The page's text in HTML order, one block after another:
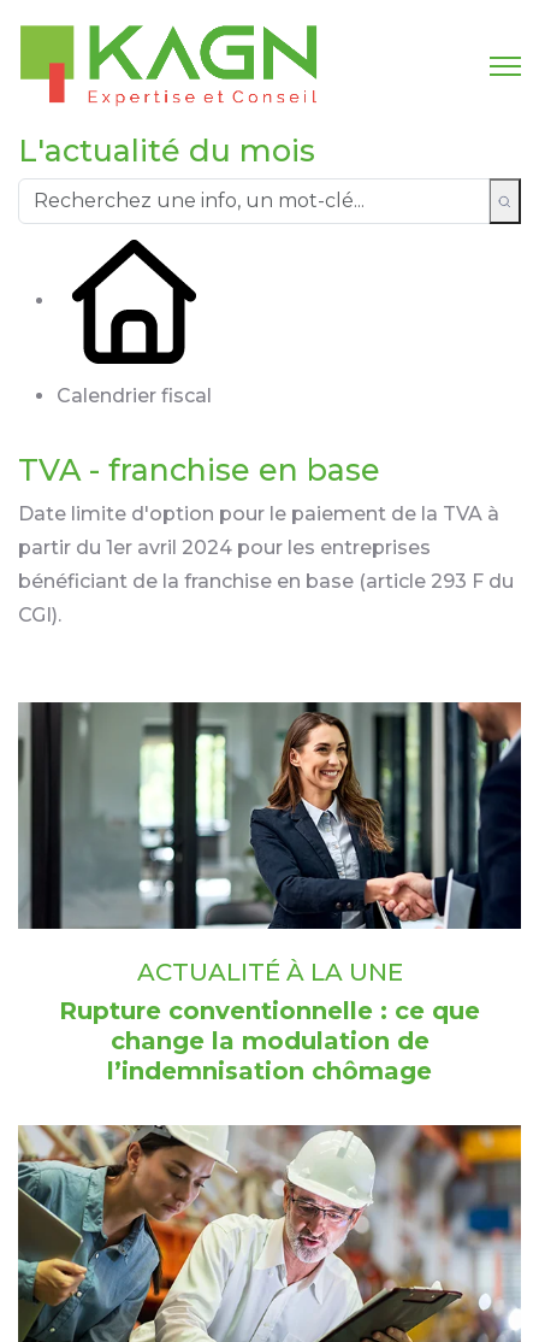
L'actualité du mois
Calendrier fiscal
TVA - franchise en base
Date limite d'option pour le paiement de la TVA à
partir du 1er avril 2024 pour les entreprises
bénéficiant de la franchise en base (article 293 F du
CGI).
ACTUALITÉ À LA UNE
Rupture conventionnelle : ce que
change la modulation de
l’indemnisation chômage